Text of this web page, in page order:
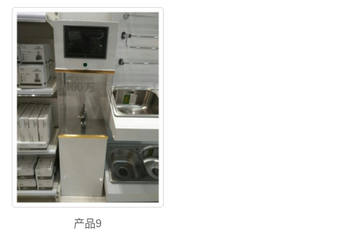
产品9